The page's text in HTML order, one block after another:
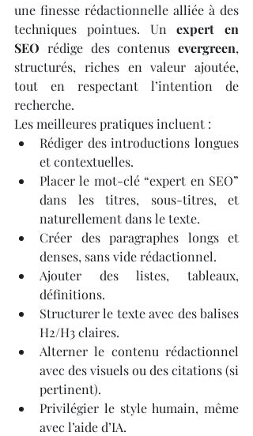
une finesse rédactionnelle alliée à des
techniques pointues. Un expert en
SEO rédige des contenus evergreen,
structurés, riches en valeur ajoutée,
tout en respectant l’intention de
recherche.
Les meilleures pratiques incluent :
Rédiger des introductions longues
et contextuelles.
Placer le mot-clé “expert en SEO”
dans les titres, sous-titres, et
naturellement dans le texte.
Créer des paragraphes longs et
denses, sans vide rédactionnel.
Ajouter des listes, tableaux,
définitions.
Structurer le texte avec des balises
H2/H3 claires.
Alterner le contenu rédactionnel
avec des visuels ou des citations (si
pertinent).
Privilégier le style humain, même
avec l’aide d’IA.